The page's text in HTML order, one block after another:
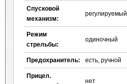
Спусковой
механизм:
регулируемый
Режим
стрельбы:
одиночный
Предохранитель: есть, ручной
Прицел.
нет